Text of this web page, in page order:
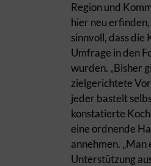
Region und
hier neu
sinnvoll, dass die
Umfrage in den
wurden. „Bisher
zielgerichtete
jeder bastelt
konstatierte
eine ordnende
annehmen.
Unterstützung